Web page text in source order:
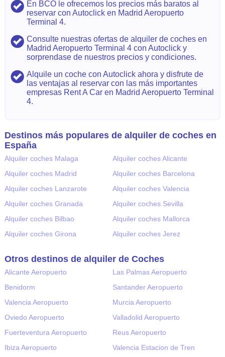
En BCO le ofrecemos los precios más baratos al
reservar con Autoclick en Madrid Aeropuerto
Terminal 4.
Consulte nuestras ofertas de alquiler de coches en
Madrid Aeropuerto Terminal 4 con Autoclick y
sorprendase de nuestros precios y condiciones.
Alquile un coche con Autoclick ahora y disfrute de
las ventajas al reservar con las más importantes
empresas Rent A Car en Madrid Aeropuerto Terminal
4.
Destinos más populares de alquiler de coches en
España
Alquiler coches Malaga
Alquiler coches Alicante
Alquiler coches Madrid
Alquiler coches Barcelona
Alquiler coches Lanzarote
Alquiler coches Valencia
Alquiler coches Granada
Alquiler coches Sevilla
Alquiler coches Bilbao
Alquiler coches Mallorca
Alquiler coches Girona
Alquiler coches Jerez
Otros destinos de alquiler de Coches
Alicante Aeropuerto
Las Palmas Aeropuerto
Benidorm
Santander Aeropuerto
Valencia Aeropuerto
Murcia Aeropuerto
Oviedo Aeropuerto
Valladolid Aeropuerto
Fuerteventura Aeropuerto
Reus Aeropuerto
Ibiza Aeropuerto
Valencia Estacion de Tren